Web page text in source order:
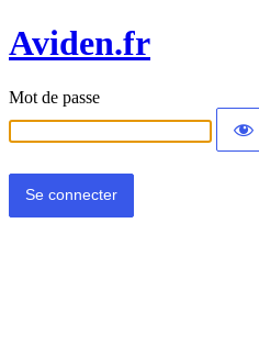
Aviden.fr
Mot de passe